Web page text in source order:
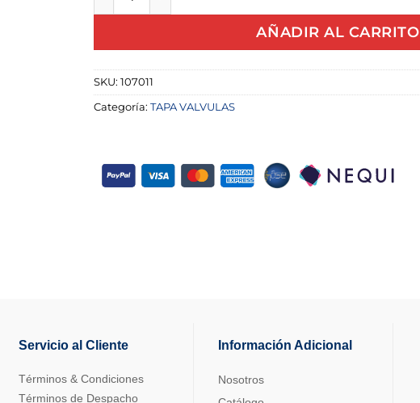
AÑADIR AL CARRITO
SKU: 107011
Categoría: TAPA VALVULAS
Servicio al Cliente
Términos & Condiciones
Términos de Despacho
Información Adicional
Nosotros